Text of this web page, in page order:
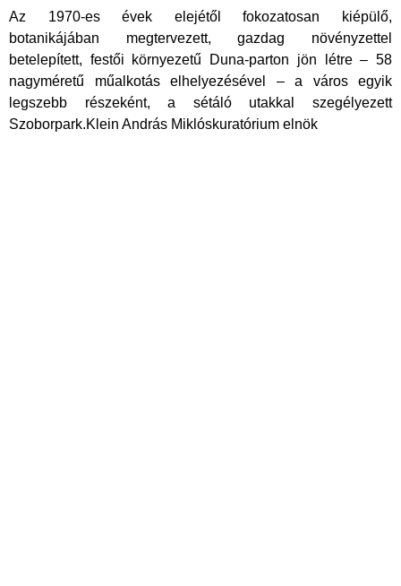
Az 1970-es évek elejétől fokozatosan kiépülő,
botanikájában megtervezett, gazdag növényzettel
betelepített, festői környezetű Duna-parton jön létre – 58
nagyméretű műalkotás elhelyezésével – a város egyik
legszebb részeként, a sétáló utakkal szegélyezett
Szoborpark.Klein András Miklóskuratórium elnök